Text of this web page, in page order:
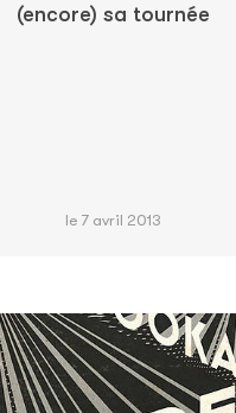
(encore) sa tournée
le 7 avril 2013